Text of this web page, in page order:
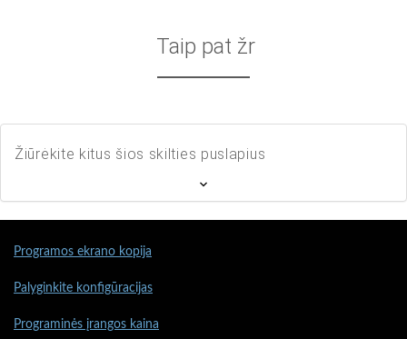
Taip pat žr
Žiūrėkite kitus šios skilties puslapius
Programos ekrano kopija
Palyginkite konfigūracijas
Programinės įrangos kaina